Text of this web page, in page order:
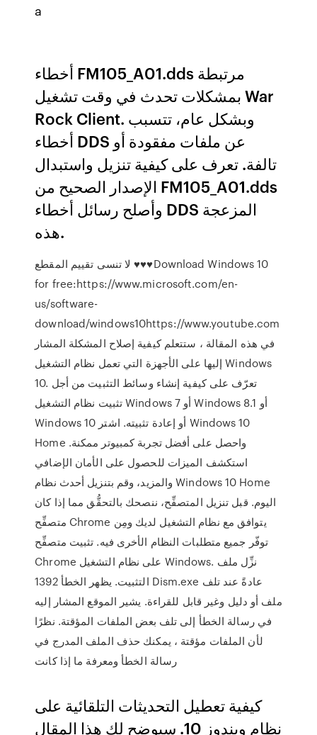
a
أخطاء FM105_A01.dds مرتبطة
بمشكلات تحدث في وقت تشغيل War
Rock Client. وبشكل عام، تتسبب
أخطاء DDS عن ملفات مفقودة أو
تالفة. تعرف على كيفية تنزيل واستبدال
الإصدار الصحيح من FM105_A01.dds
وأصلح رسائل أخطاء DDS المزعجة
هذه.
لا تنسى تقييم المقطع ♥♥♥Download Windows 10
for free:https://www.microsoft.com/en-
us/software-
download/windows10https://www.youtube.com
في هذه المقالة ، ستتعلم كيفية إصلاح المشكلة المشار
إليها على الأجهزة التي تعمل نظام التشغيل Windows
10. تعرّف على كيفية إنشاء وسائط التثبيت من أجل
تثبيت نظام التشغيل Windows 7 أو Windows 8.1 أو
Windows 10 أو إعادة تثبيته. اشتر Windows 10
Home واحصل على أفضل تجربة كمبيوتر ممكنة.
استكشف الميزات للحصول على الأمان الإضافي
والمزيد، وقم بتنزيل أحدث نظام Windows 10 Home
اليوم. قبل تنزيل المتصفِّح، ننصحك بالتحقُّق مما إذا كان
متصفِّح Chrome يتوافق مع نظام التشغيل لديك ومِن
توفّر جميع متطلبات النظام الأخرى فيه. تثبيت متصفِّح
Chrome على نظام التشغيل Windows. نزِّل ملف
التثبيت. يظهر الخطأ 1392 Dism.exe عادةً عند تلف
ملف أو دليل وغير قابل للقراءة. يشير الموقع المشار إليه
في رسالة الخطأ إلى تلف بعض الملفات المؤقتة. نظرًا
لأن الملفات مؤقتة ، يمكنك حذف الملف المدرج في
رسالة الخطأ ومعرفة ما إذا كانت
كيفية تعطيل التحديثات التلقائية على
نظام ويندوز 10. سيوضح لك هذا المقال